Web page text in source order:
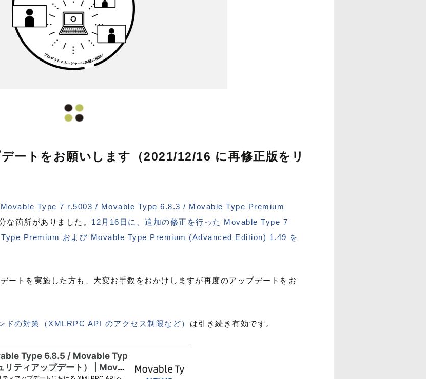
ートをお願いします（2021/12/16 に再修正版をリ
Movable Type 7 r.5003 / Movable Type 6.8.3 / Movable Type Premium
な箇所がありました。 12月16日に、追加の修正を行った Movable Type 7
Premium および Movable Type Premium (Advanced Edition) 1.49 を
ートを実施した方も、大変お手数をおかけしますが再度のアップデートをお
ドの対策（XMLRPC API のアクセス制限など） は引き続き有効です。